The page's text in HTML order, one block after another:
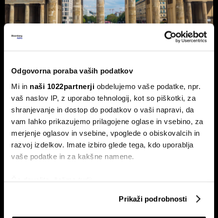
Odgovorna poraba vaših podatkov
Mi in naši 1022partnerji obdelujemo vaše podatke, npr.
vaš naslov IP, z uporabo tehnologij, kot so piškotki, za
shranjevanje in dostop do podatkov o vaši napravi, da
vam lahko prikazujemo prilagojene oglase in vsebino, za
merjenje oglasov in vsebine, vpoglede o obiskovalcih in
razvoj izdelkov. Imate izbiro glede tega, kdo uporablja
vaše podatke in za kakšne namene.
Če dovolite, želimo tudi:
Zbirati informacije o vaši geografski lokaciji, ki so
Prikaži podrobnosti
Nemčija voli: Zgodovinsko zmago
AfD in potop Merza lahko prepreči le
'slovenski scenarij'
Septembra v Saški-Anhalt, Berlinu in Mecklenburg-
Predpomorjanski deželne volitve, ki bodo podale oceno
Merzeve vlade.